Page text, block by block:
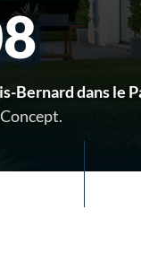
Bernard dans le